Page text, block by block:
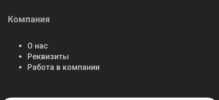
Компания
О нас
Реквизиты
Работа в компании